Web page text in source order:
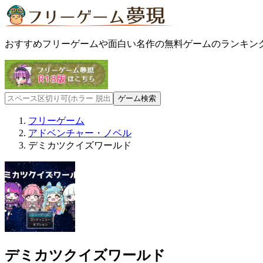
おすすめフリーゲームや面白い名作の無料ゲームのランキン
フリーゲーム
アドベンチャー・ノベル
デミカツクイズワールド
デミカツクイズワールド